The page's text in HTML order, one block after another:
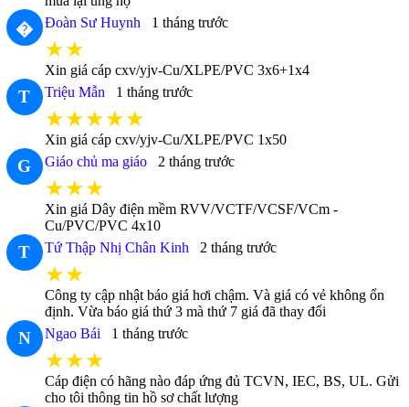
� Đoàn Sư Huynh 1 tháng trước
★★
Xin giá cáp cxv/yjv-Cu/XLPE/PVC 3x6+1x4
T Triệu Mẫn 1 tháng trước
★★★★★
Xin giá cáp cxv/yjv-Cu/XLPE/PVC 1x50
G Giáo chủ ma giáo 2 tháng trước
★★★
Xin giá Dây điện mềm RVV/VCTF/VCSF/VCm -
Cu/PVC/PVC 4x10
T Tứ Thập Nhị Chân Kinh 2 tháng trước
★★
Công ty cập nhật báo giá hơi chậm. Và giá có vẻ không ổn
định. Vừa báo giá thứ 3 mà thứ 7 giá đã thay đổi
N Ngao Bái 1 tháng trước
★★★
Cáp điện có hãng nào đáp ứng đủ TCVN, IEC, BS, UL. Gửi
cho tôi thông tin hồ sơ chất lượng